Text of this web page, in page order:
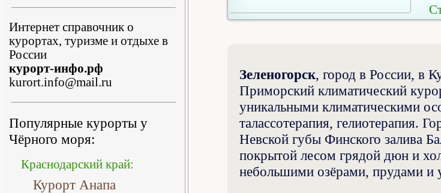
Интернет справочник о
курортах, туризме и отдыхе в
России
курорт-инфо.рф
kurort.info@mail.ru
Популярные курорты у
Чёрного моря:
Краснодарский край:
Курорт Анапа
Зеленогорск, город в России, в
Приморский климатический
уникальными климатическими
талассотерапия, гелиотерапия.
Невской губы Финского залива
покрытой лесом грядой дюн и
небольшими озёрами, прудами и